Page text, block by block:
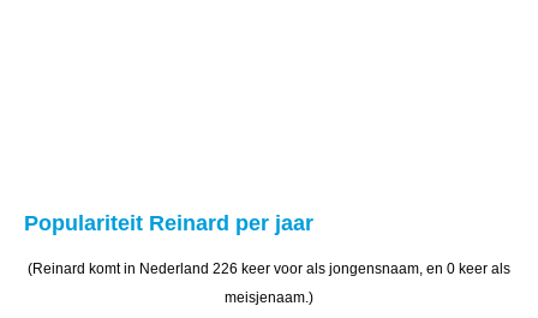
Populariteit Reinard per jaar
(Reinard komt in Nederland 226 keer voor als jongensnaam, en 0 keer als
meisjenaam.)